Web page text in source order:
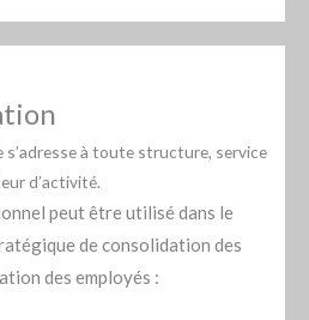
s’adresse à toute structure, service
d’activité.
peut être utilisé dans le
de consolidation des
des employés :